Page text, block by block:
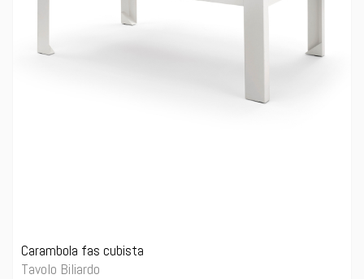
Carambola fas cubista
Tavolo Biliardo